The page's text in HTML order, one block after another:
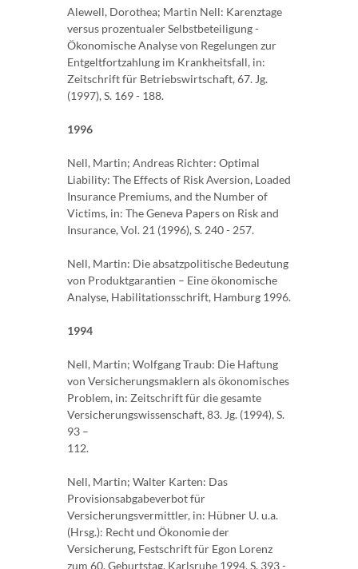
Alewell, Dorothea; Martin Nell: Karenztage
versus prozentualer Selbstbeteiligung -
Ökonomische Analyse von Regelungen zur
Entgeltfortzahlung im Krankheitsfall, in:
Zeitschrift für Betriebswirtschaft, 67. Jg.
(1997), S. 169 - 188.
1996
Nell, Martin; Andreas Richter: Optimal
Liability: The Effects of Risk Aversion, Loaded
Insurance Premiums, and the Number of
Victims, in: The Geneva Papers on Risk and
Insurance, Vol. 21 (1996), S. 240 - 257.
Nell, Martin: Die absatzpolitische Bedeutung
von Produktgarantien – Eine ökonomische
Analyse, Habilitationsschrift, Hamburg 1996.
1994
Nell, Martin; Wolfgang Traub: Die Haftung
von Versicherungsmaklern als ökonomisches
Problem, in: Zeitschrift für die gesamte
Versicherungswissenschaft, 83. Jg. (1994), S.
93 –
112.
Nell, Martin; Walter Karten: Das
Provisionsabgabeverbot für
Versicherungsvermittler, in: Hübner U. u.a.
(Hrsg.): Recht und Ökonomie der
Versicherung, Festschrift für Egon Lorenz
zum 60. Geburtstag, Karlsruhe 1994, S. 393 -